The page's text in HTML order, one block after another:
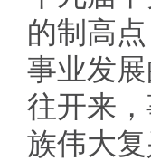
的制高
事业发
往开来
族伟大